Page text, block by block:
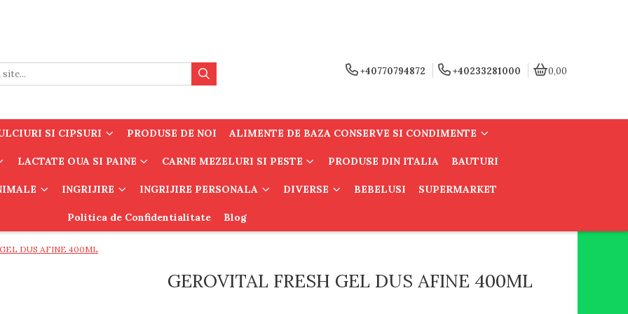
+40770794872 +40233281000 0,00
SI CIPSURI PRODUSE DE NOI ALIMENTE DE BAZA CONSERVE SI CONDIMENTE
LACTATE OUA SI PAINE CARNE MEZELURI SI PESTE PRODUSE DIN ITALIA BAUTURI
INGRIJIRE INGRIJIRE PERSONALA DIVERSE BEBELUSI SUPERMARKET
Politica de Confidentialitate Blog
DUS AFINE 400ML
GEROVITAL FRESH GEL DUS AFINE 400ML